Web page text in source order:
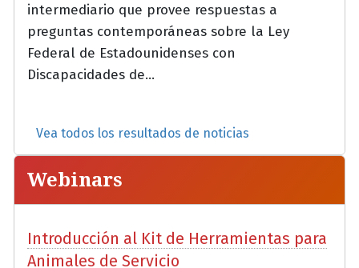
intermediario que provee respuestas a
preguntas contemporáneas sobre la Ley
Federal de Estadounidenses con
Discapacidades de...
Vea todos los resultados de noticias
Webinars
Introducción al Kit de Herramientas para
Animales de Servicio